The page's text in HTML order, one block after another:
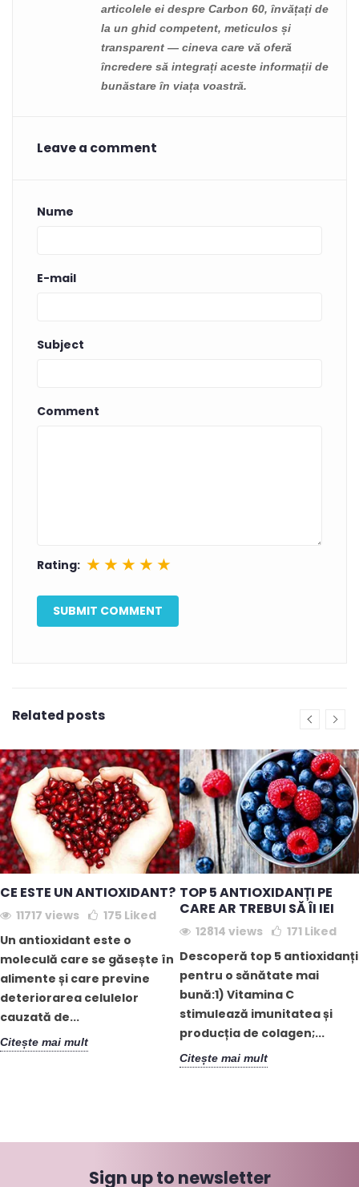
articolele ei despre Carbon 60, învățați de
la un ghid competent, meticulos și
transparent — cineva care vă oferă
încredere să integrați aceste informații de
bunăstare în viața voastră.
Leave a comment
Nume
E-mail
Subject
Comment
Rating: ★ ★ ★ ★ ★
Related posts
CE ESTE UN ANTIOXIDANT?
11717 views 175 Liked
Un antioxidant este o
moleculă care se găsește în
alimente și care previne
deteriorarea celulelor
cauzată de...
Citește mai mult
TOP 5 ANTIOXIDANȚI PE
CARE AR TREBUI SĂ ÎI IEI
12814 views 171 Liked
Descoperă top 5 antioxidanți
pentru o sănătate mai
bună:1) Vitamina C
stimulează imunitatea și
producția de colagen;...
Citește mai mult
Sign up to newsletter